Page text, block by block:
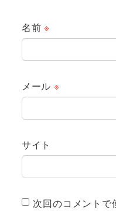
名前※
メール ※
サイト
次回のコメントで